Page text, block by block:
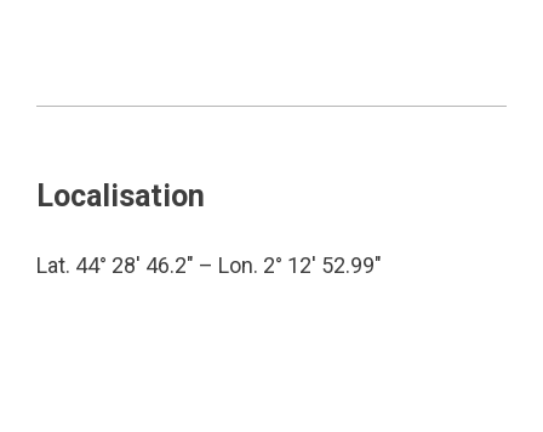
Localisation
Lat. 44° 28′ 46.2″ – Lon. 2° 12′ 52.99″